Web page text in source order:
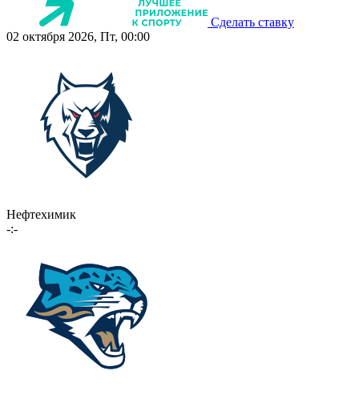
Сделать ставку
02 октября 2026, Пт, 00:00
Нефтехимик
-:-